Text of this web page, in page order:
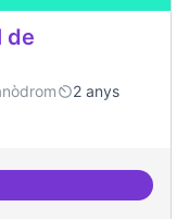
de
2 anys
del Model de